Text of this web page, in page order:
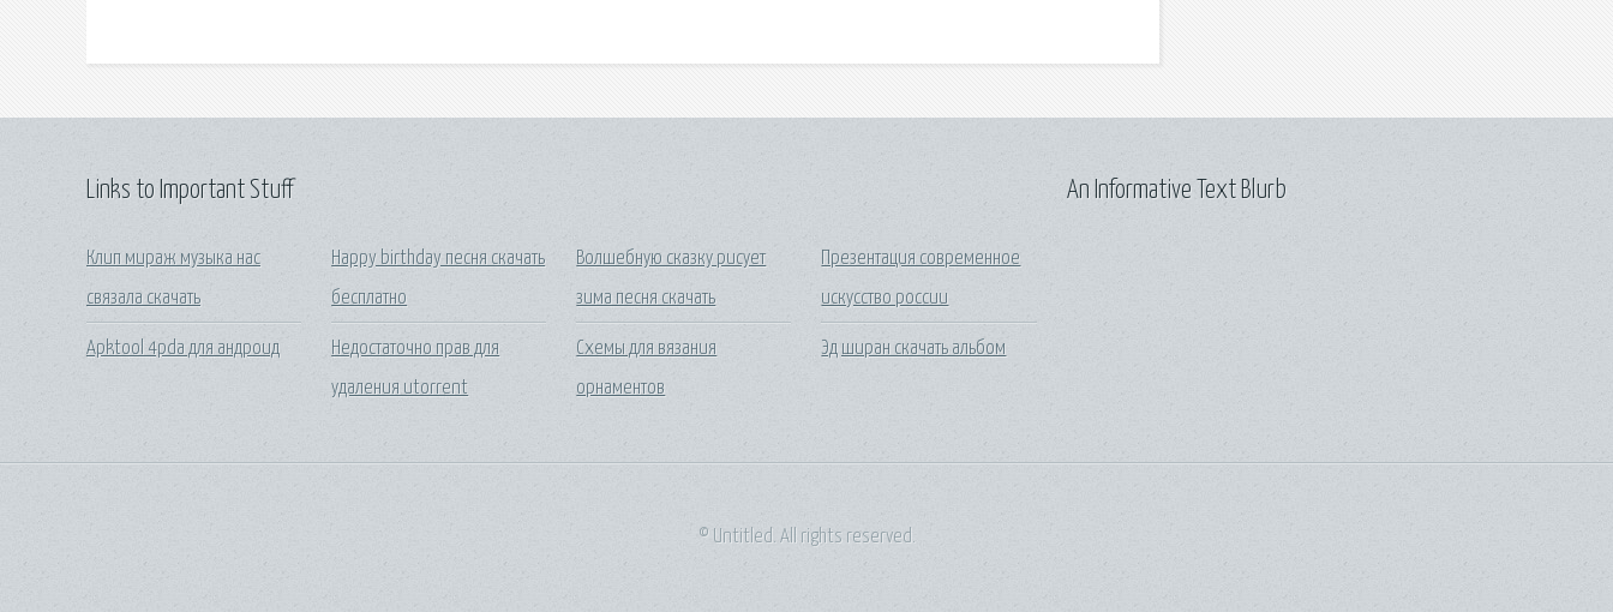
Links to Important Stuff
Клип мираж музыка нас
связала скачать
Apktool 4pda для андроид
Happy birthday песня скачать
бесплатно
Недостаточно прав для
удаления utorrent
Волшебную сказку рисует
зима песня скачать
Схемы для вязания
орнаментов
Презентация современное
искусство россии
Эд ширан скачать альбом
An Informative Text Blurb
© Untitled. All rights reserved.